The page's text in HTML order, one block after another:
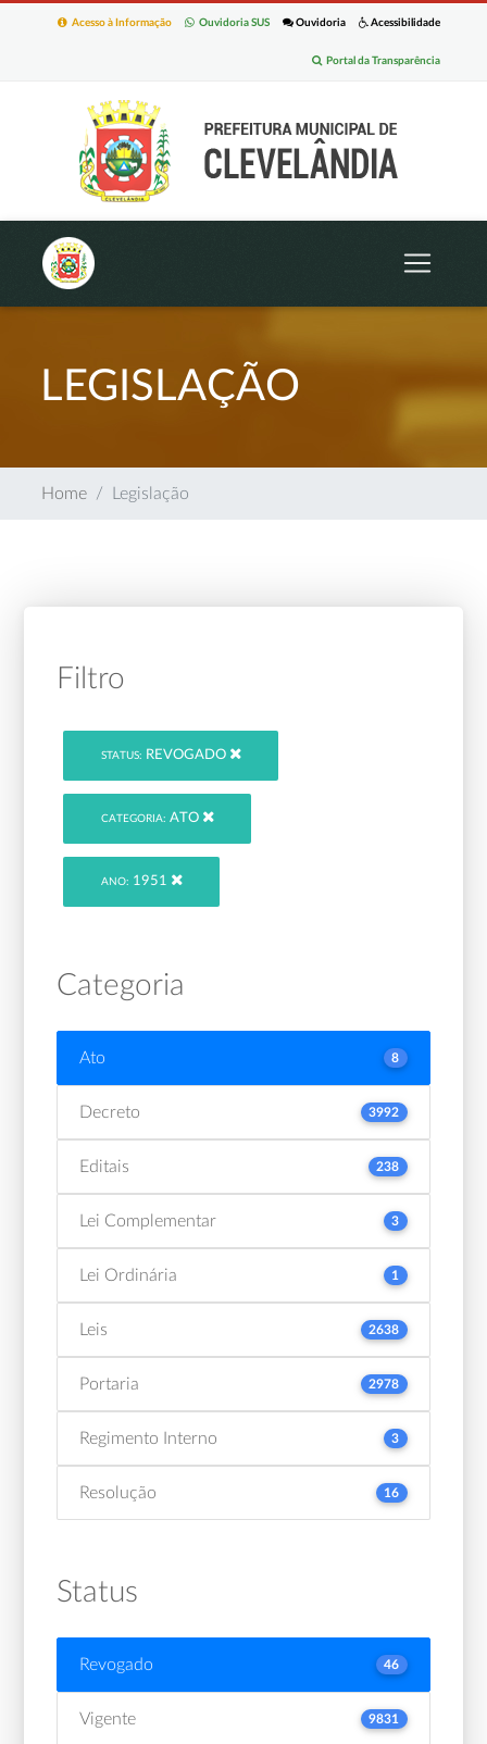
Acessibilidade
Ouvidoria
Ouvidoria SUS
Acesso à Informação
Portal da Transparência
LEGISLAÇÃO
Home Legislação
Filtro
STATUS: REVOGADO
CATEGORIA: ATO
ANO: 1951
Categoria
Ato 8
Decreto 3992
Editais 238
Lei Complementar 3
Lei Ordinária 1
Leis 2638
Portaria 2978
Regimento Interno 3
Resolução 16
Status
Revogado 46
Vigente 9831